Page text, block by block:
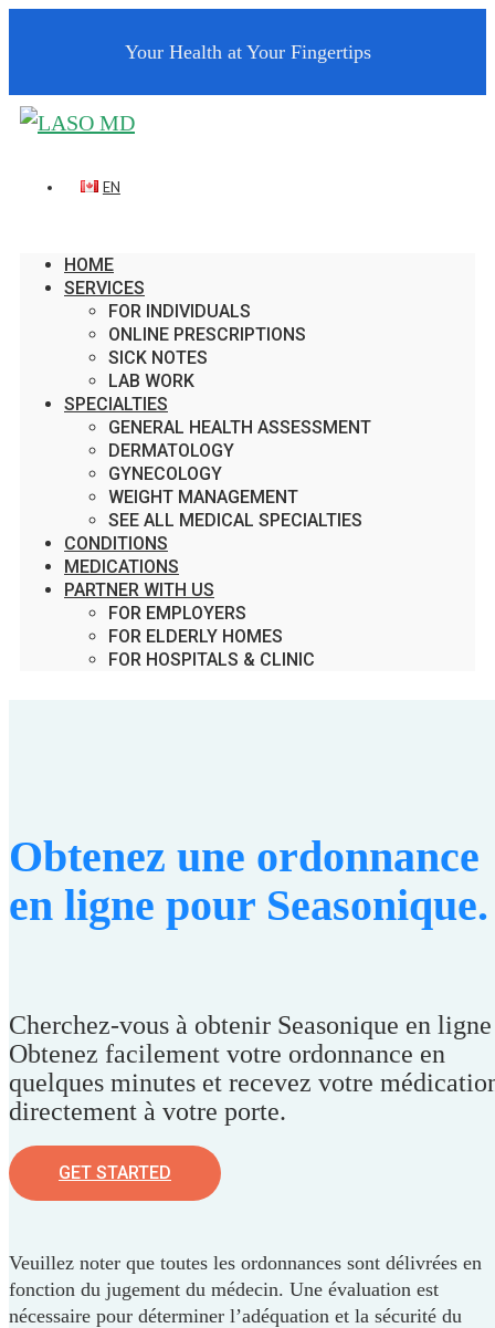
Your Health at Your Fingertips
EN
HOME
SERVICES
FOR INDIVIDUALS
ONLINE PRESCRIPTIONS
SICK NOTES
LAB WORK
SPECIALTIES
GENERAL HEALTH ASSESSMENT
DERMATOLOGY
GYNECOLOGY
WEIGHT MANAGEMENT
SEE ALL MEDICAL SPECIALTIES
CONDITIONS
MEDICATIONS
PARTNER WITH US
FOR EMPLOYERS
FOR ELDERLY HOMES
FOR HOSPITALS & CLINIC
Obtenez une ordonnance
en ligne pour Seasonique.
Cherchez-vous à obtenir Seasonique en
Obtenez facilement votre ordonnance en
quelques minutes et recevez votre
directement à votre porte.
GET STARTED
Veuillez noter que toutes les ordonnances sont délivrées en
fonction du jugement du médecin. Une évaluation est
nécessaire pour déterminer l’adéquation et la sécurité du